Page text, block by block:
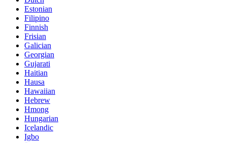
Estonian
Filipino
Finnish
Frisian
Galician
Georgian
Gujarati
Haitian
Hausa
Hawaiian
Hebrew
Hmong
Hungarian
Icelandic
Igbo